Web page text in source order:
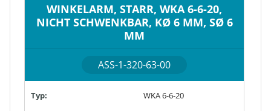
WINKELARM, STARR, WKA 6-6-20,
NICHT SCHWENKBAR, KØ 6 MM, SØ 6
MM
ASS-1-320-63-00
Typ: WKA 6-6-20